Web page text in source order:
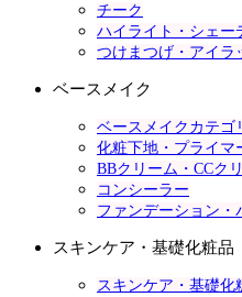
チーク
ハイライト・シェー
つけまつげ・アイラ
ベースメイク
ベースメイクカテゴ
化粧下地・プライマ
BBクリーム・CCク
コンシーラー
ファンデーション・
スキンケア・基礎化粧品
スキンケア・基礎化